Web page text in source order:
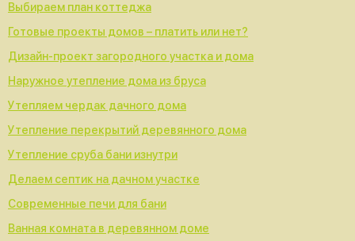
Выбираем план коттеджа
Готовые проекты домов – платить или нет?
Дизайн-проект загородного участка и дома
Наружное утепление дома из бруса
Утепляем чердак дачного дома
Утепление перекрытий деревянного дома
Утепление сруба бани изнутри
Делаем септик на дачном участке
Современные печи для бани
Ванная комната в деревянном доме